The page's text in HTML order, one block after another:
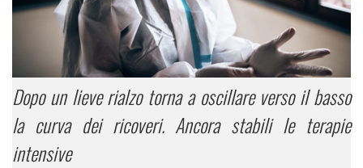
Dopo un lieve rialzo torna a oscillare verso il basso
la curva dei ricoveri. Ancora stabili le terapie
intensive